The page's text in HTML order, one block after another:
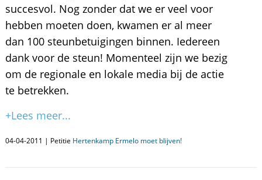
succesvol. Nog zonder dat we er veel voor
hebben moeten doen, kwamen er al meer
dan 100 steunbetuigingen binnen. Iedereen
dank voor de steun! Momenteel zijn we bezig
om de regionale en lokale media bij de actie
te betrekken.
+Lees meer...
04-04-2011 | Petitie Hertenkamp Ermelo moet blijven!